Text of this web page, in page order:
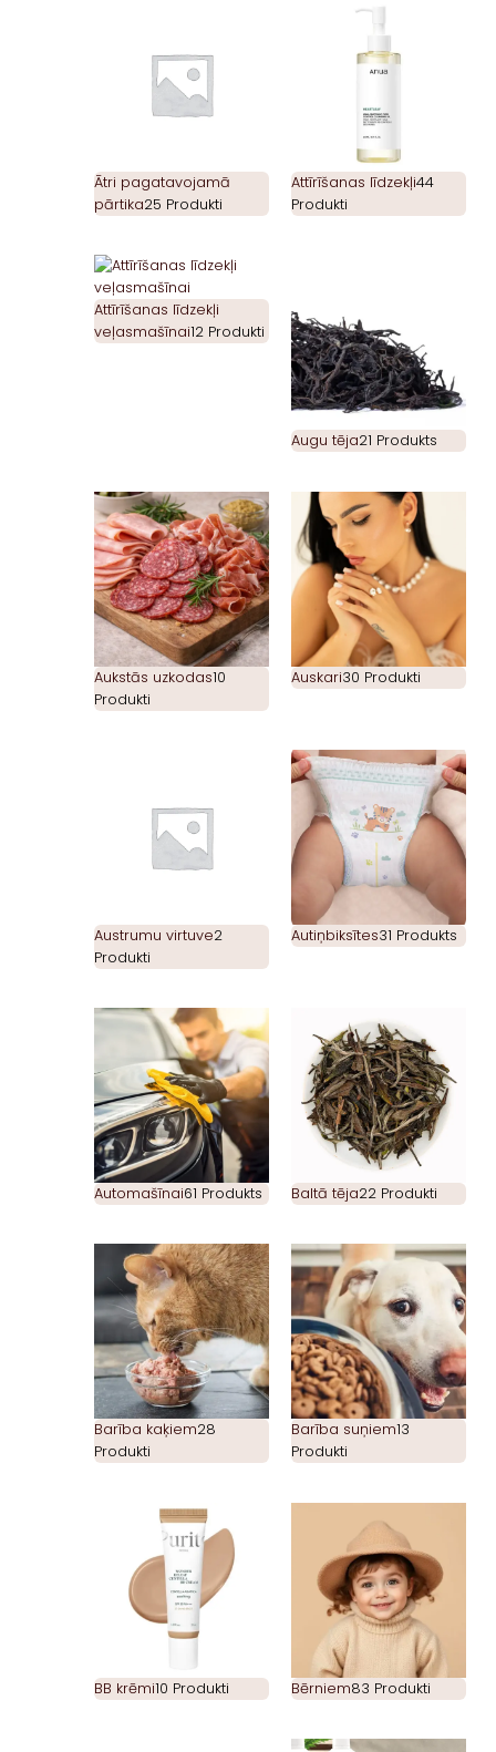
Ātri pagatavojamā
pārtika25 Produkti
Attīrīšanas līdzekļi44
Produkti
Attīrīšanas līdzekļi
veļasmašīnai12 Produkti
Augu tēja21 Produkts
Aukstās uzkodas10
Produkti
Auskari30 Produkti
Austrumu virtuve2
Produkti
Autiņbiksītes31 Produkts
Automašīnai61 Produkts Baltā tēja22 Produkti
Barība kaķiem28
Produkti
Barība suņiem13
Produkti
BB krēmi10 Produkti Bērniem83 Produkti